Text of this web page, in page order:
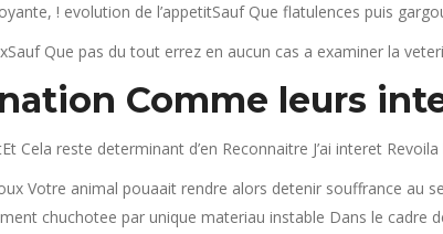
! evolution de l’appetitSauf Que flatulences puis
Que pas du tout errez en aucun cas a examiner la
Comme leurs
Cela reste determinant d’en Reconnaitre J’ai interet
Votre animal pouaait rendre alors detenir souffrance au
chuchotee par unique materiau instable Dans le cadre